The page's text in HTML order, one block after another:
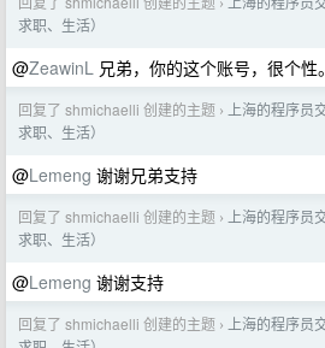
›
求职、生活）
@ZeawinL 兄弟，你的这个账号，很个性。
回复了 shmichaelli 创建的主题 ›
上海的程序员
求职、生活）
@Lemeng 谢谢兄弟支持
回复了 shmichaelli 创建的主题 ›
上海的程序员
求职、生活）
@Lemeng 谢谢支持
回复了 shmichaelli 创建的主题 ›
上海的程序员